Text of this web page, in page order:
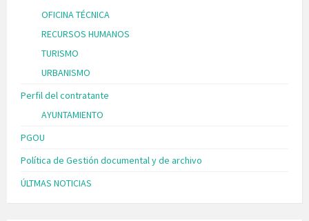
OFICINA TÉCNICA
RECURSOS HUMANOS
TURISMO
URBANISMO
Perfil del contratante
AYUNTAMIENTO
PGOU
Política de Gestión documental y de archivo
ÚLTMAS NOTICIAS